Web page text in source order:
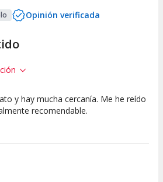
Opinión verificada
10 10
y hay mucha cercanía. Me he reído
recomendable.